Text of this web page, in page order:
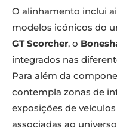
O alinhamento inclui
modelos icónicos do
GT Scorcher, o
integrados nas
Para além da
contempla zonas de
exposições de
associadas ao